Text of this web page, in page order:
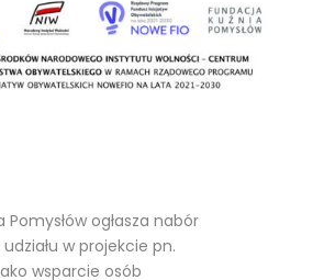
Pomysłów ogłasza nabór
w projekcie pn.
wsparcie osób